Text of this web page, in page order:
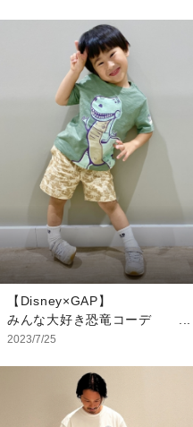
ンにスリットが入っているの
で動きやすいです。 トップ
スはインしてすっきりと合わ
せるのがおすすめです。
【スタッフ着用サイズ】
トップス：XS
スカート：0/25
【Disney×GAP】
みんな大好き恐竜コーデ
Tシャツ：4YRS/105cm
ショートパンツ：
3YRS/100cm
2023/7/25